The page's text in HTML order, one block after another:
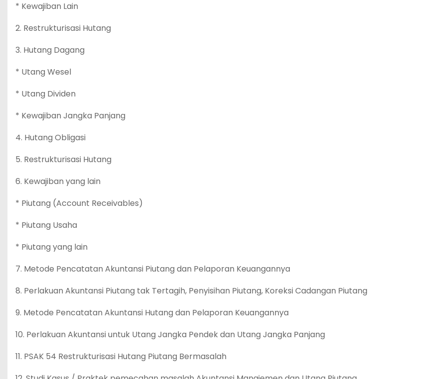
* Kewajiban Lain
2. Restrukturisasi Hutang
3. Hutang Dagang
* Utang Wesel
* Utang Dividen
* Kewajiban Jangka Panjang
4. Hutang Obligasi
5. Restrukturisasi Hutang
6. Kewajiban yang lain
* Piutang (Account Receivables)
* Piutang Usaha
* Piutang yang lain
7. Metode Pencatatan Akuntansi Piutang dan Pelaporan Keuangannya
8. Perlakuan Akuntansi Piutang tak Tertagih, Penyisihan Piutang, Koreksi Cadangan Piutang
9. Metode Pencatatan Akuntansi Hutang dan Pelaporan Keuangannya
10. Perlakuan Akuntansi untuk Utang Jangka Pendek dan Utang Jangka Panjang
11. PSAK 54 Restrukturisasi Hutang Piutang Bermasalah